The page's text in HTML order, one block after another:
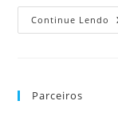
Continue Lendo
Parceiros